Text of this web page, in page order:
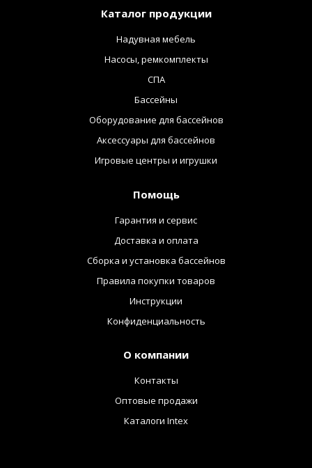
Каталог продукции
Надувная мебель
Насосы, ремкомплекты
СПА
Бассейны
Оборудование для бассейнов
Аксессуары для бассейнов
Игровые центры и игрушки
Помощь
Гарантия и сервис
Доставка и оплата
Сборка и установка бассейнов
Правила покупки товаров
Инструкции
Конфиденциальность
О компании
Контакты
Оптовые продажи
Каталоги Intex